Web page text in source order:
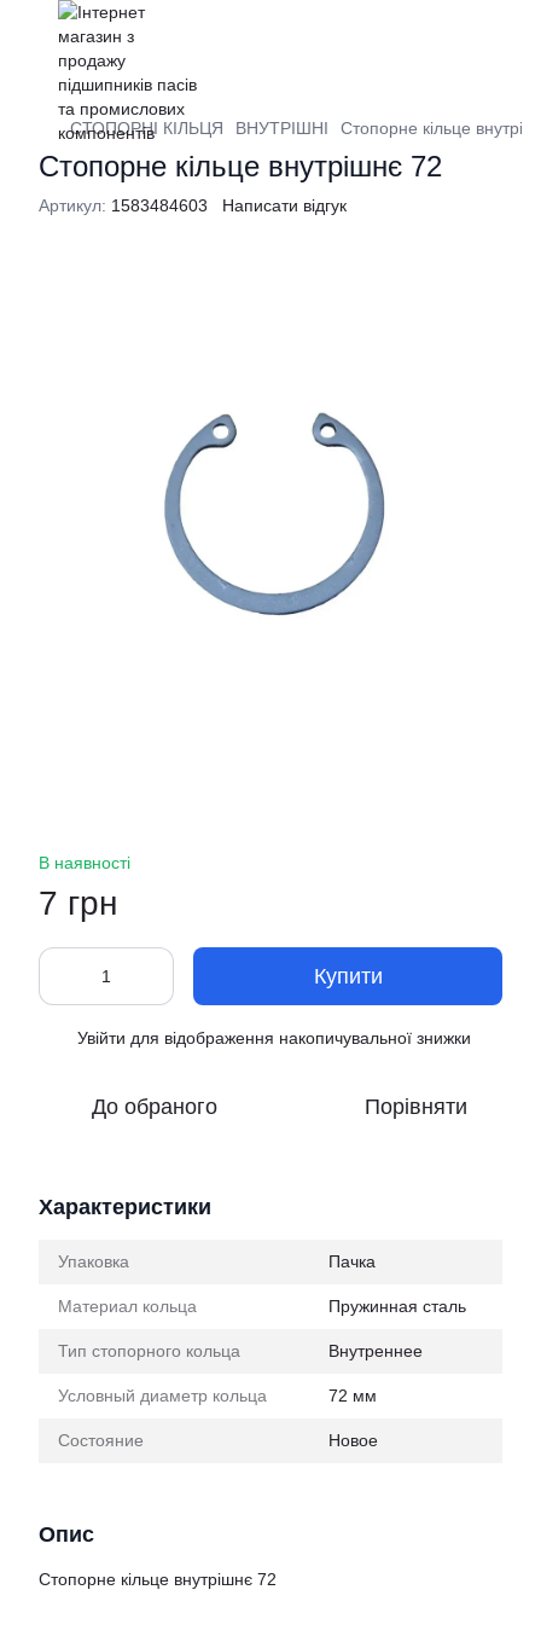
СТОПОРНІ КІЛЬЦЯ ВНУТРІШНІ Стопорне кільце
Стопорне кільце внутрішнє 72
Артикул: 1583484603 Написати відгук
В наявності
7 грн
Купити
Увійти для відображення накопичувальної знижки
До обраного Порівняти
Характеристики
Упаковка Пачка
Материал кольца Пружинная сталь
Тип стопорного кольца Внутреннее
Условный диаметр кольца 72 мм
Состояние Новое
Опис
Стопорне кільце внутрішнє 72